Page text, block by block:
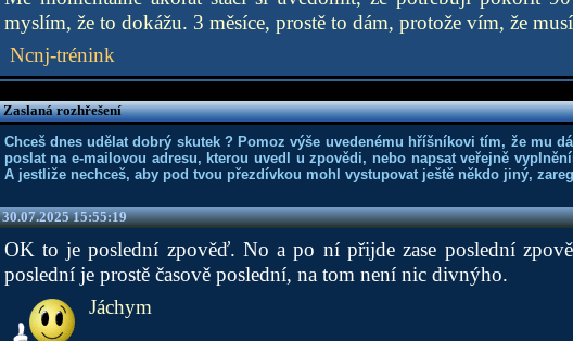
myslím, že to dokážu. 3 měsíce, prostě to dám, protože vím, že
Ncnj-trénink
Zaslaná rozhřešení
Chceš dnes udělat dobrý skutek ? Pomoz výše uvedenému hříšníkovi tím, že mu
poslat na e-mailovou adresu, kterou uvedl u zpovědi, nebo napsat veřejně
A jestliže nechceš, aby pod tvou přezdívkou mohl vystupovat ještě někdo jiný,
30.07.2025 15:55:19
OK to je poslední zpověď. No a po ní přijde zase poslední
poslední je prostě časově poslední, na tom není nic divnýho.
Jáchym